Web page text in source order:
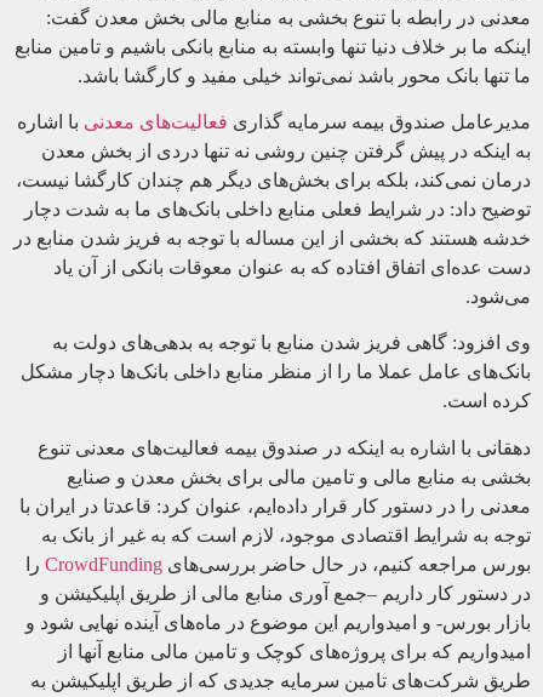
معدنی در رابطه با تنوع بخشی به منابع مالی بخش معدن گفت:
اینکه ما بر خلاف دنیا تنها وابسته به منابع بانکی باشیم و تامین منابع
ما تنها بانک محور باشد نمی‌تواند خیلی مفید و کارگشا باشد.
مدیرعامل صندوق بیمه سرمایه گذاری فعالیت‌های معدنی با اشاره
به اینکه در پیش گرفتن چنین روشی نه تنها دردی از بخش معدن
درمان نمی‌کند، بلکه برای بخش‌های دیگر هم چندان کارگشا نیست،
توضیح داد: در شرایط فعلی منابع داخلی بانک‌های ما به شدت دچار
خدشه هستند که بخشی از این مساله با توجه به فریز شدن منابع در
دست عده‌ای اتفاق افتاده که به عنوان معوقات بانکی از آن یاد
می‌شود.
وی افزود: گاهی فریز شدن منابع با توجه به بدهی‌های دولت به
بانک‌های عامل عملا ما را از منظر منابع داخلی بانک‌ها دچار مشکل
کرده است.
دهقانی با اشاره به اینکه در صندوق بیمه فعالیت‌های معدنی تنوع
بخشی به منابع مالی و تامین مالی برای بخش معدن و صنایع
معدنی را در دستور کار قرار داده‌ایم، عنوان کرد: قاعدتا در ایران با
توجه به شرایط اقتصادی موجود، لازم است که به غیر از بانک به
بورس مراجعه کنیم، در حال حاضر بررسی‌های CrowdFunding را
در دستور کار داریم –جمع آوری منابع مالی از طریق اپلیکیشن و
بازار بورس- و امیدواریم این موضوع در ماه‌های آینده نهایی شود و
امیدواریم که برای پروژه‌های کوچک و تامین مالی منابع آنها از
طریق شرکت‌های تامین سرمایه جدیدی که از طریق اپلیکیشن به